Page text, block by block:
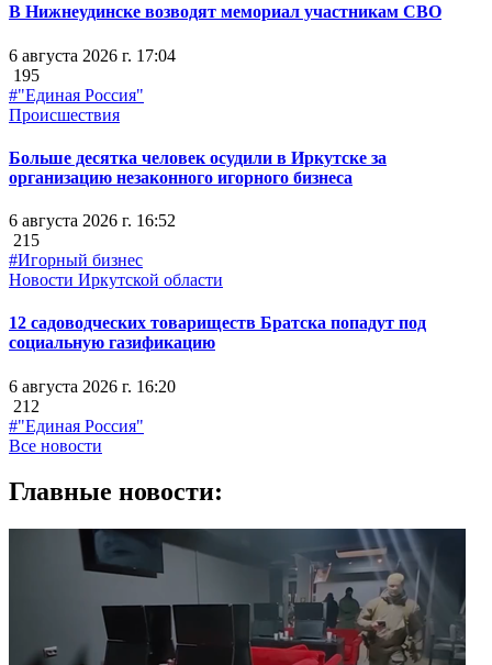
В Нижнеудинске возводят мемориал участникам СВО
6 августа 2026 г. 17:04
195
#"Единая Россия"
Происшествия
Больше десятка человек осудили в Иркутске за
организацию незаконного игорного бизнеса
6 августа 2026 г. 16:52
215
#Игорный бизнес
Новости Иркутской области
12 садоводческих товариществ Братска попадут под
социальную газификацию
6 августа 2026 г. 16:20
212
#"Единая Россия"
Все новости
Главные новости: